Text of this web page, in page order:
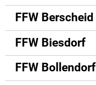
FFW Berscheid
FFW Biesdorf
FFW Bollendorf